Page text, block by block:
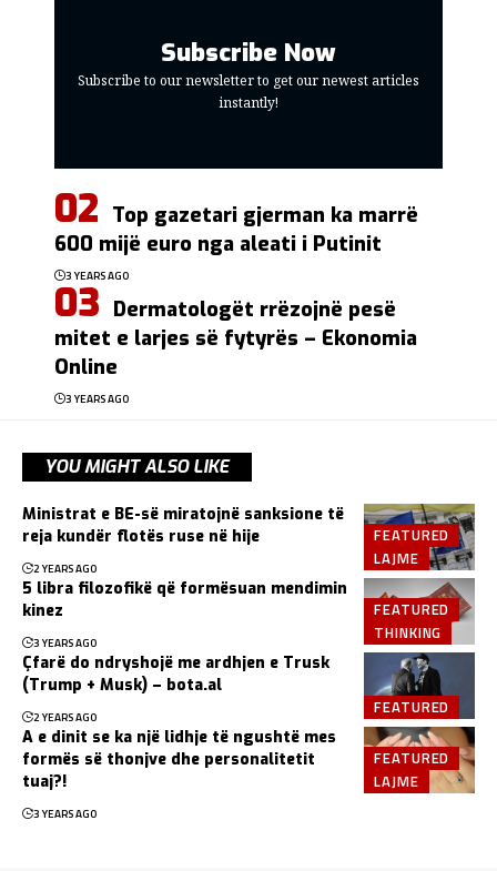
Subscribe Now
Subscribe to our newsletter to get our newest articles
instantly!
Top gazetari gjerman ka marrë
600 mijë euro nga aleati i Putinit
3 YEARS AGO
Dermatologët rrëzojnë pesë
mitet e larjes së fytyrës – Ekonomia
Online
3 YEARS AGO
YOU MIGHT ALSO LIKE
FEATURED
LAJME
Ministrat e BE-së miratojnë sanksione të
reja kundër flotës ruse në hije
2 YEARS AGO
FEATURED
THINKING
5 libra filozofikë që formësuan mendimin
kinez
3 YEARS AGO
FEATURED
Çfarë do ndryshojë me ardhjen e Trusk
(Trump + Musk) – bota.al
2 YEARS AGO
FEATURED
LAJME
A e dinit se ka një lidhje të ngushtë mes
formës së thonjve dhe personalitetit
tuaj?!
3 YEARS AGO